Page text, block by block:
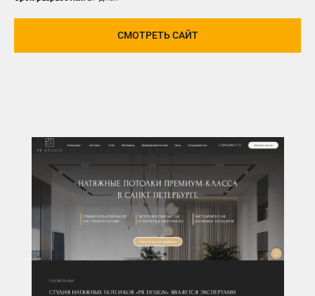
СМОТРЕТЬ САЙТ
Instagram
Telegram